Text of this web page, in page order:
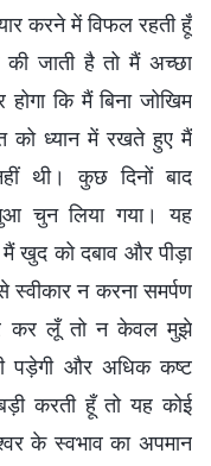
करने में विफल रहती हूँ
की जाती है तो मैं अच्छा
कि मैं बिना जोखिम
को ध्यान में रखते हुए मैं
थी। कुछ दिनों बाद
चुन लिया गया। यह
खुद को दबाव और पीड़ा
न करना समर्पण
कर लूँ तो न केवल मुझे
पड़ेगी और अधिक कष्ट
करती हूँ तो यह कोई
के स्वभाव का अपमान